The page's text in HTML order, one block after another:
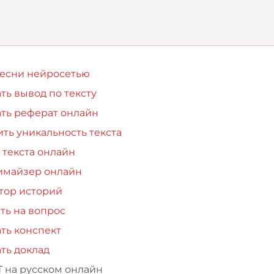
нейросетью
вывод по тексту
реферат онлайн
уникальность текста
онлайн
онлайн
историй
на вопрос
конспект
доклад
на русском онлайн